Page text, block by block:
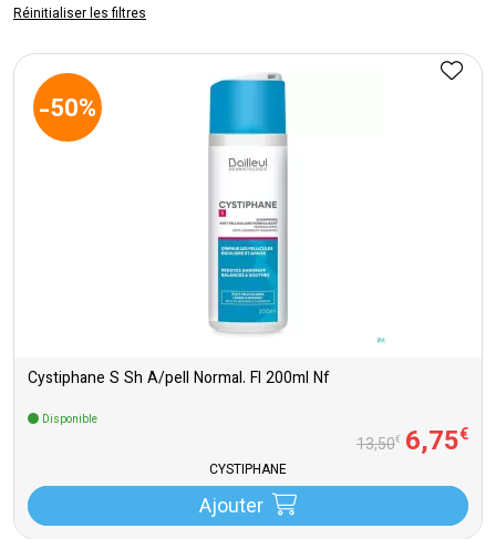
Réinitialiser les filtres
-50%
Cystiphane S Sh A/pell Normal. Fl 200ml Nf
Disponible
13,50€ 6,75€
CYSTIPHANE
Ajouter